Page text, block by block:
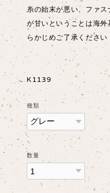
糸の始末が悪い、ファ
が甘いということは海
らかじめご了承ください
K1139
種類
数量